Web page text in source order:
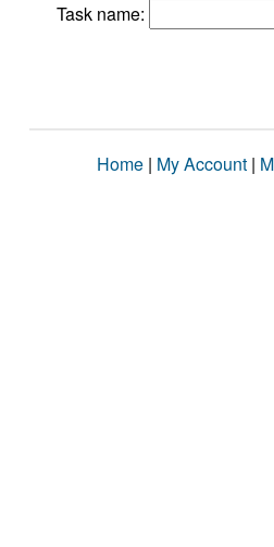
Task name:
Home | My Account |